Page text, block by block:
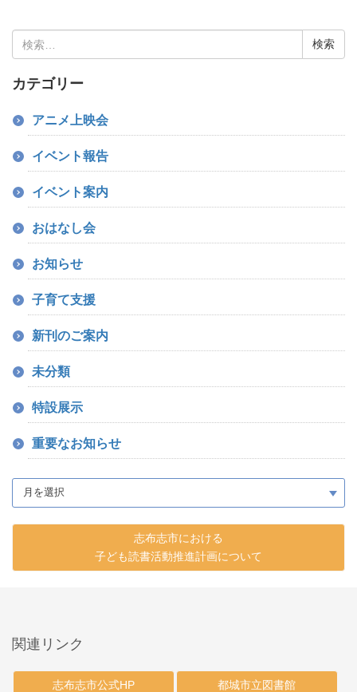
索:
カテゴリー
アニメ上映会
イベント報告
イベント案内
おはなし会
お知らせ
子育て支援
新刊のご案内
未分類
特設展示
重要なお知らせ
志布志市における
子ども読書活動推進計画について
関連リンク
志布志市公式HP 都城市立図書館